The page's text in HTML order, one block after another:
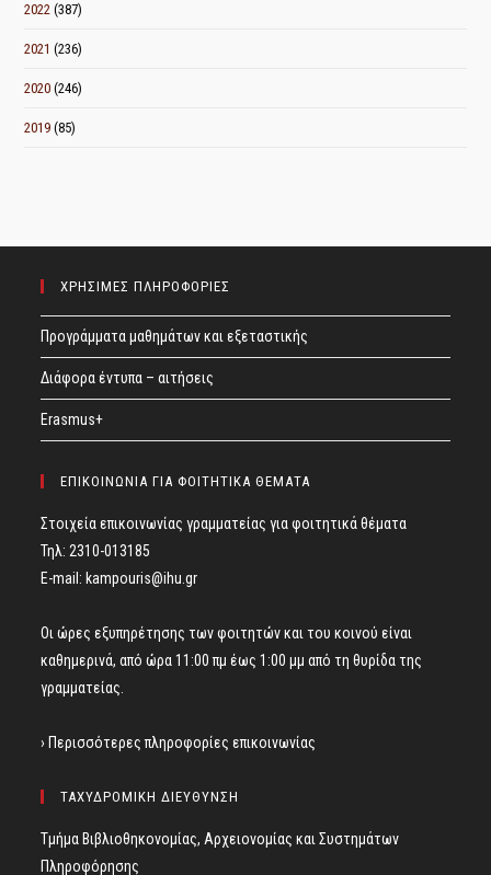
2022 (387)
2021 (236)
2020 (246)
2019 (85)
ΧΡΗΣΙΜΕΣ ΠΛΗΡΟΦΟΡΙΕΣ
Προγράμματα μαθημάτων και εξεταστικής
Διάφορα έντυπα – αιτήσεις
Erasmus+
ΕΠΙΚΟΙΝΩΝΙΑ ΓΙΑ ΦΟΙΤΗΤΙΚΑ ΘΕΜΑΤΑ
Στοιχεία επικοινωνίας γραμματείας για φοιτητικά θέματα
Τηλ: 2310-013185
E-mail: kampouris@ihu.gr
Οι ώρες εξυπηρέτησης των φοιτητών και του κοινού είναι
καθημερινά, από ώρα 11:00 πμ έως 1:00 μμ από τη θυρίδα της
γραμματείας.
› Περισσότερες πληροφορίες επικοινωνίας
ΤΑΧΥΔΡΟΜΙΚΗ ΔΙΕΥΘΥΝΣΗ
Τμήμα Βιβλιοθηκονομίας, Αρχειονομίας και Συστημάτων
Πληροφόρησης